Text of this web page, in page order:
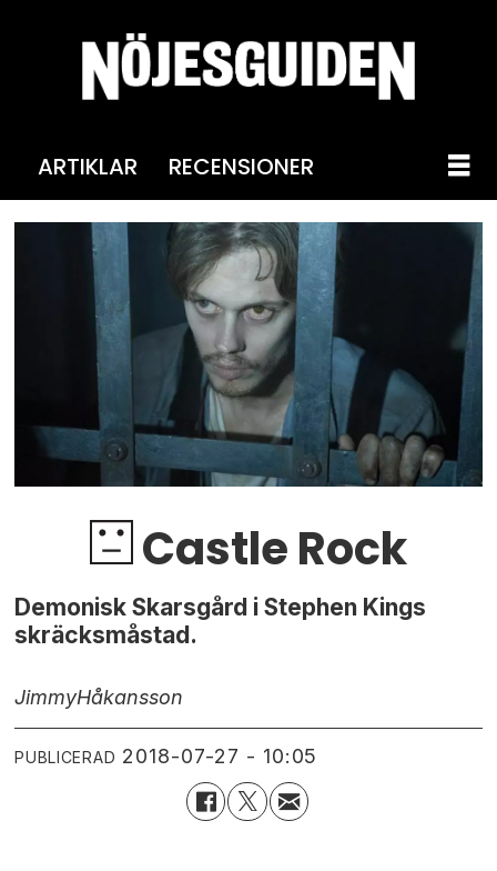
ARTIKLAR RECENSIONER
Castle Rock
Demonisk Skarsgård i Stephen Kings
skräcksmåstad.
JimmyHåkansson
PUBLICERAD 2018-07-27 - 10:05